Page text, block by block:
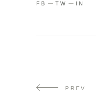
FB TW IN
PREV